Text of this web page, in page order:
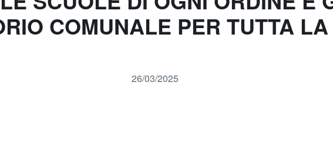
COMUNALE PER TUTTA
26/03/2025